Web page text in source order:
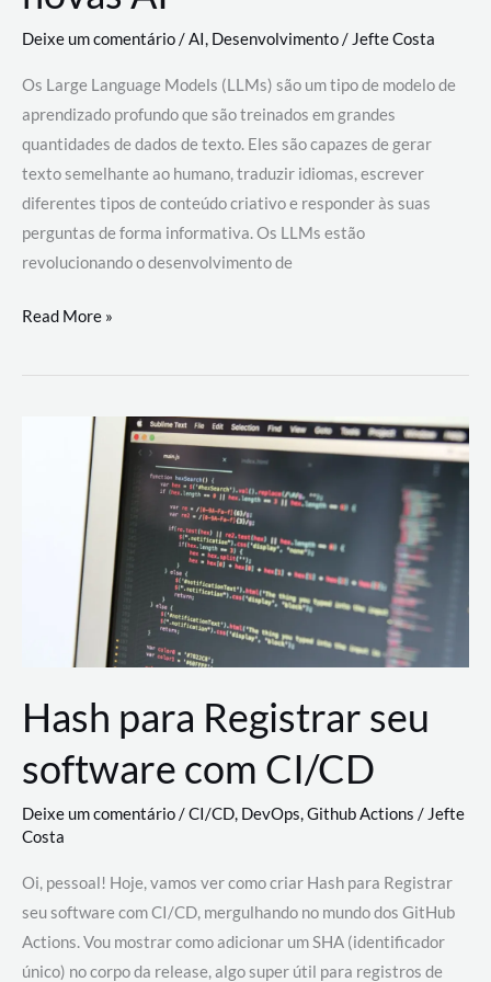
Deixe um comentário/AI, Desenvolvimento/ Jefte Costa
Os Large Language Models (LLMs) são um tipo de modelo de
aprendizado profundo que são treinados em grandes
quantidades de dados de texto. Eles são capazes de gerar
texto semelhante ao humano, traduzir idiomas, escrever
diferentes tipos de conteúdo criativo e responder às suas
perguntas de forma informativa. Os LLMs estão
revolucionando o desenvolvimento de
Large
Models
revolucionando
desenvolvimento
Read More »
Hash para Registrar seu
software com CI/CD
Deixe um comentário/CI/CD, DevOps,Github Actions /Jefte
Costa
Oi, pessoal! Hoje, vamos ver como criar Hash para Registrar
seu software com CI/CD, mergulhando no mundo dos GitHub
Actions. Vou mostrar como adicionar um SHA (identificador
único) no corpo da release, algo super útil para registros de